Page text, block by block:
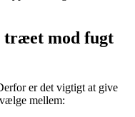
træet mod fugt
er det vigtigt at give
mellem: